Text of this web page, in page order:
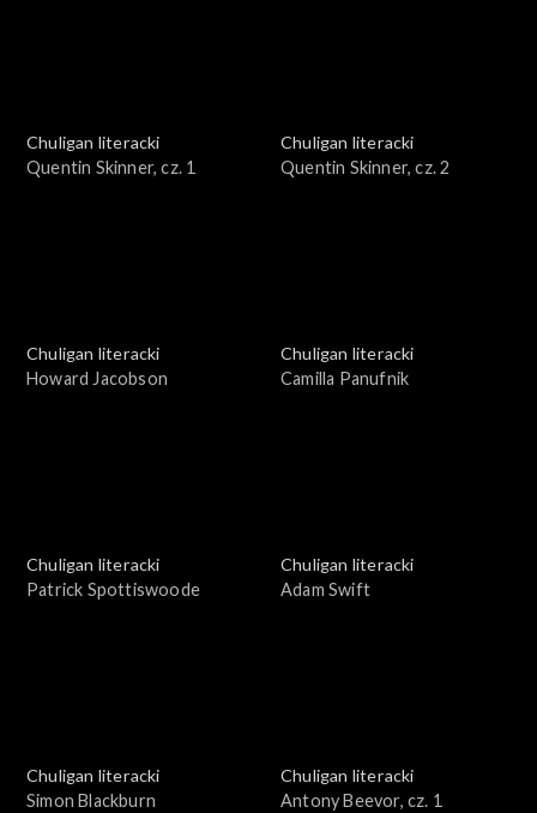
Chuligan literacki
Quentin Skinner, cz. 1
Chuligan literacki
Quentin Skinner, cz. 2
Chuligan literacki
Howard Jacobson
Chuligan literacki
Camilla Panufnik
Chuligan literacki
Patrick Spottiswoode
Chuligan literacki
Adam Swift
Chuligan literacki
Simon Blackburn
Chuligan literacki
Antony Beevor, cz. 1